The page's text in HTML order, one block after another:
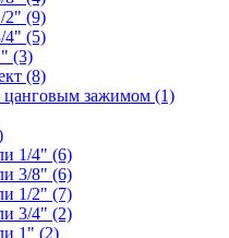
2" (9)
4" (5)
(3)
(8)
цанговым зажимом (1)
1/4" (6)
3/8" (6)
1/2" (7)
3/4" (2)
1" (2)